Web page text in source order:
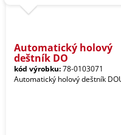
Automatický holový
deštník DO
kód výrobku:78-0103071
Automatický holový deštník